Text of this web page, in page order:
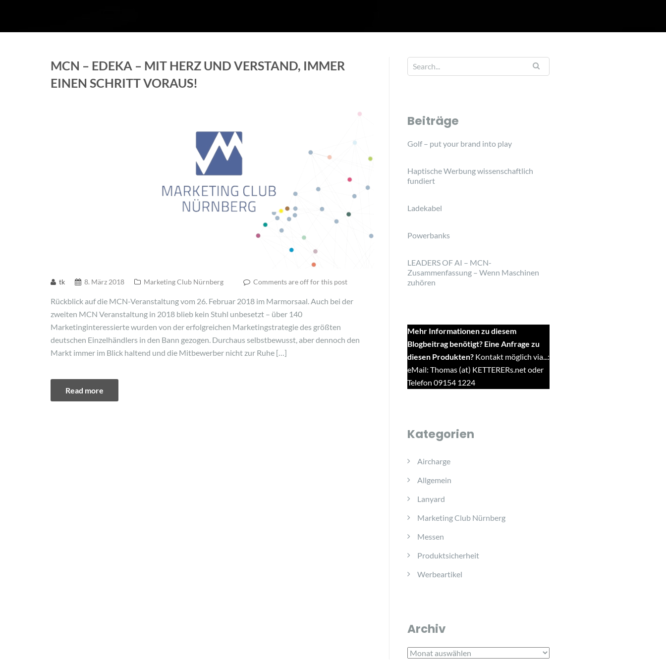
MCN – EDEKA – MIT HERZ UND VERSTAND, IMMER
EINEN SCHRITT VORAUS!
tk 8. März 2018 Marketing Club Nürnberg Comments are off for this post
Rückblick auf die MCN-Veranstaltung vom 26. Februar 2018 im Marmorsaal. Auch bei der
zweiten MCN Veranstaltung in 2018 blieb kein Stuhl unbesetzt – über 140
Marketinginteressierte wurden von der erfolgreichen Marketingstrategie des größten
deutschen Einzelhändlers in den Bann gezogen. Durchaus selbstbewusst, aber dennoch den
Markt immer im Blick haltend und die Mitbewerber nicht zur Ruhe […]
Read more
Beiträge
Golf – put your brand into play
Haptische Werbung wissenschaftlich
fundiert
Ladekabel
Powerbanks
LEADERS OF AI – MCN-
Zusammenfassung – Wenn Maschinen
zuhören
Mehr Informationen zu diesem
Blogbeitrag benötigt? Eine Anfrage zu
diesen Produkten?Kontakt möglich via...:
eMail: Thomas (at) KETTERERs.net oder
Telefon 09154 1224
Kategorien
Aircharge
Allgemein
Lanyard
Marketing Club Nürnberg
Messen
Produktsicherheit
Werbeartikel
Archiv
Archiv